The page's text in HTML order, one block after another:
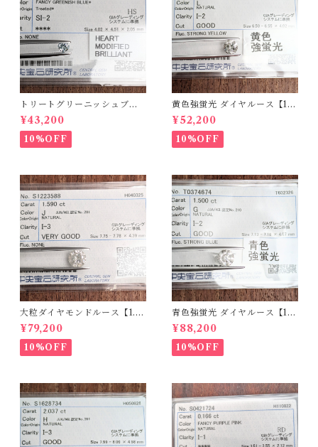
トリートグリーニッシュブル
ーダイヤルース【0.234ct】P
RO206812
¥43,200
10%OFF
黄色強蛍光 ダイヤルース【1.0
98ct】PRO208215
¥52,200
10%OFF
大粒ダイヤモンドルース【1.5
90ct】PRO207355
¥79,200
10%OFF
青色強蛍光 ダイヤルース【1.5
00ct】PRO208926
¥88,200
10%OFF